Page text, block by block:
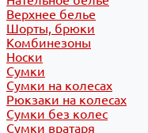
Верхнее белье
Шорты, брюки
Комбинезоны
Носки
Сумки
Сумки на колесах
Рюкзаки на колесах
Сумки без колес
Сумки вратаря